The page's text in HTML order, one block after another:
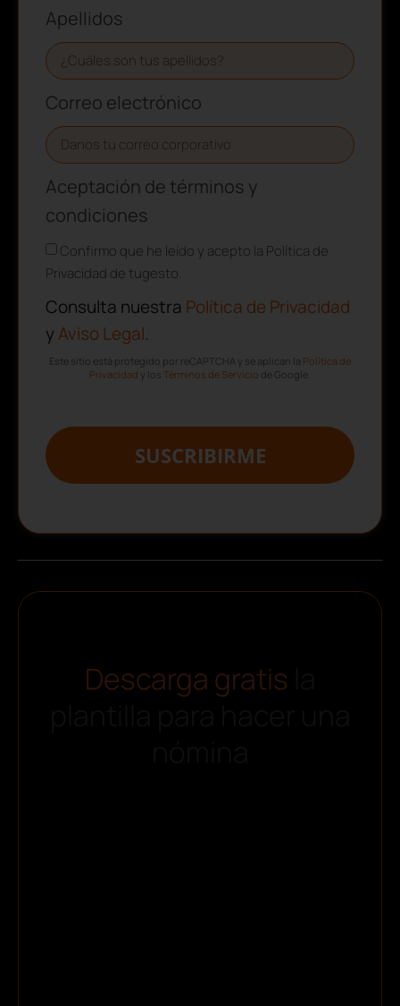
Apellidos
Correo electrónico
Aceptación de términos y
condiciones
Confirmo que he leído y acepto la Política de
Privacidad de tugesto.
Consulta nuestra Política de Privacidad
y Aviso Legal.
Este sitio está protegido por reCAPTCHA y se aplican la Política de
Privacidad y los Términos de Servicio de Google.
SUSCRIBIRME
Descarga gratis